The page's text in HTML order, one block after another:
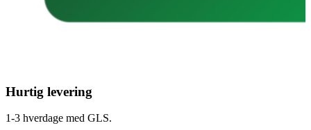
Hurtig levering
1-3 hverdage med GLS.